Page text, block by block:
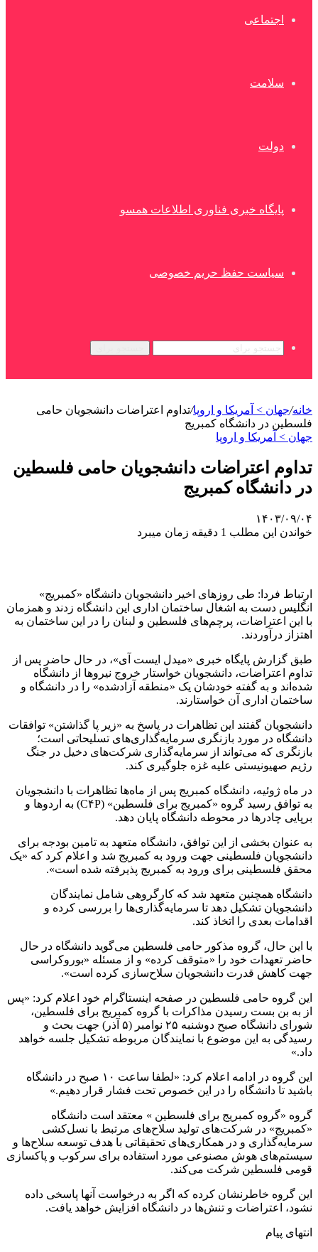
اجتماعی
سلامت
دولت
پایگاه خبری فناوری اطلاعات همسو
سیاست حفظ حریم خصوصی
خانه/جهان > آمریکا و اروپا/تداوم اعتراضات دانشجویان حامی
فلسطین در دانشگاه کمبریج
جهان > آمریکا و اروپا
تداوم اعتراضات دانشجویان حامی فلسطین
در دانشگاه کمبریج
۱۴۰۳/۰۹/۰۴
خواندن این مطلب 1 دقیقه زمان میبرد
ارتباط فردا: طی روزهای اخیر دانشجویان دانشگاه «کمبریج»
انگلیس دست به اشغال ساختمان اداری این دانشگاه زدند و همزمان
با این اعتراضات، پرچم‌های فلسطین و لبنان را در این ساختمان به
اهتزاز درآوردند.
طبق گزارش پایگاه خبری «میدل ایست آی»، در حال حاضر پس از
تداوم اعتراضات، دانشجویان خواستار خروج نیروها از دانشگاه
شده‌اند و به گفته خودشان یک «منطقه آزادشده» را در دانشگاه و
ساختمان اداری آن خواستارند.
دانشجویان گفتند این تظاهرات در پاسخ به «زیر پا گذاشتن» توافقات
دانشگاه در مورد بازنگری سرمایه‌گذاری‌های تسلیحاتی است؛
بازنگری که می‌تواند از سرمایه‌گذاری شرکت‌های دخیل در جنگ
رژیم صهیونیستی علیه غزه جلوگیری کند.
در ماه ژوئیه، دانشگاه کمبریج پس از ماه‌ها تظاهرات با دانشجویان
به توافق رسید گروه «کمبریج برای فلسطین» (C۴P) به اردوها و
برپایی چادرها در محوطه دانشگاه پایان دهد.
به عنوان بخشی از این توافق، دانشگاه متعهد به تامین بودجه برای
دانشجویان فلسطینی جهت ورود به کمبریج شد و اعلام کرد که «یک
محقق فلسطینی برای ورود به کمبریج پذیرفته شده است».
دانشگاه همچنین متعهد شد که کارگروهی شامل نمایندگان
دانشجویان تشکیل دهد تا سرمایه‌گذاری‌ها را بررسی کرده و
اقدامات بعدی را اتخاذ کند.
با این حال، گروه مذکور حامی فلسطین می‌گوید دانشگاه در حال
حاضر تعهدات خود را «متوقف کرده» و از مسئله «بوروکراسی
جهت کاهش قدرت دانشجویان سلاح‌سازی کرده است».
این گروه حامی فلسطین در صفحه اینستاگرام خود اعلام کرد: «پس
از به بن بست رسیدن مذاکرات با گروه کمبریج برای فلسطین،
شورای دانشگاه صبح دوشنبه ۲۵ نوامبر (۵ آذر) جهت بحث و
رسیدگی به این موضوع با نمایندگان مربوطه تشکیل جلسه خواهد
داد.»
این گروه در ادامه اعلام کرد: «لطفا ساعت ۱۰ صبح در دانشگاه
باشید تا دانشگاه را در این خصوص تحت فشار قرار دهیم.»
گروه «گروه کمبریج برای فلسطین » معتقد است دانشگاه
«کمبریج» در شرکت‌های تولید سلاح‌های مرتبط با نسل‌کشی
سرمایه‌گذاری و در همکاری‌های تحقیقاتی با هدف توسعه سلاح‌ها و
سیستم‌های هوش مصنوعی مورد استفاده برای سرکوب و پاکسازی
قومی فلسطین شرکت می‌کند.
این گروه خاطرنشان کرده که اگر به درخواست آنها پاسخی داده
نشود، اعتراضات و تنش‌ها در دانشگاه افزایش خواهد یافت.
انتهای پیام